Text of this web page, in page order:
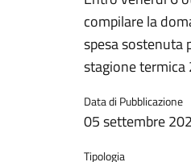
compilare la
spesa sostenuta
stagione
Data di Pubblicazione
05 settembre
Tipologia